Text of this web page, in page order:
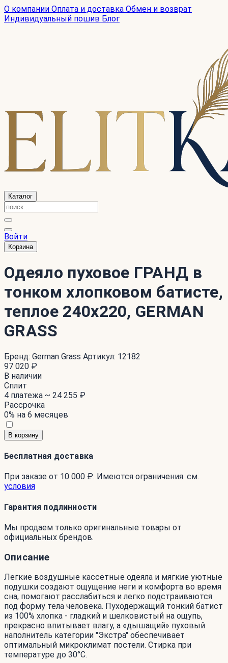
О компании Оплата и доставка Обмен и возврат
Индивидуальный пошив Блог
Каталог
Войти
Корзина
Одеяло пуховое ГРАНД в
тонком хлопковом батисте,
теплое 240x220, GERMAN
GRASS
Бренд: German Grass Артикул: 12182
97 020 ₽
В наличии
Сплит
4 платежа ~ 24 255 ₽
Рассрочка
0% на 6 месяцев
В корзину
Бесплатная доставка
При заказе от 10 000 ₽. Имеются ограничения. см.
условия
Гарантия подлинности
Мы продаем только оригинальные товары от
официальных брендов.
Описание
Легкие воздушные кассетные одеяла и мягкие уютные
подушки создают ощущение неги и комфорта во время
сна, помогают расслабиться и легко подстраиваются
под форму тела человека. Пуходержащий тонкий батист
из 100% хлопка - гладкий и шелковистый на ощупь,
прекрасно впитывает влагу, а «дышащий» пуховый
наполнитель категории "Экстра" обеспечивает
оптимальный микроклимат постели. Стирка при
температуре до 30°С.